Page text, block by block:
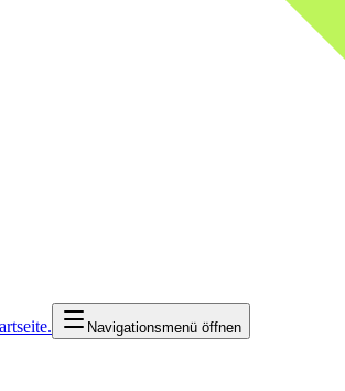
Navigationsmenü öffnen